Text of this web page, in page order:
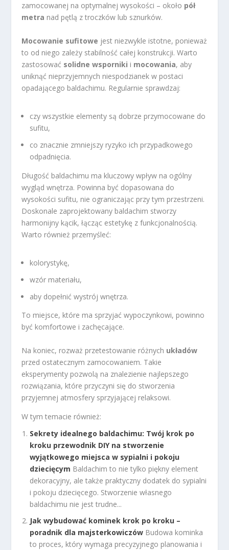
zamocowanej na optymalnej wysokości – około pół
metra nad pętlą z troczków lub sznurków.
Mocowanie sufitowe jest niezwykle istotne, ponieważ
to od niego zależy stabilność całej konstrukcji. Warto
zastosować solidne wsporniki i mocowania, aby
uniknąć nieprzyjemnych niespodzianek w postaci
opadającego baldachimu. Regularnie sprawdzaj:
czy wszystkie elementy są dobrze przymocowane do
sufitu,
co znacznie zmniejszy ryzyko ich przypadkowego
odpadnięcia.
Długość baldachimu ma kluczowy wpływ na ogólny
wygląd wnętrza. Powinna być dopasowana do
wysokości sufitu, nie ograniczając przy tym przestrzeni.
Doskonale zaprojektowany baldachim stworzy
harmonijny kącik, łącząc estetykę z funkcjonalnością.
Warto również przemyśleć:
kolorystykę,
wzór materiału,
aby dopełnić wystrój wnętrza.
To miejsce, które ma sprzyjać wypoczynkowi, powinno
być komfortowe i zachęcające.
Na koniec, rozważ przetestowanie różnych układów
przed ostatecznym zamocowaniem. Takie
eksperymenty pozwolą na znalezienie najlepszego
rozwiązania, które przyczyni się do stworzenia
przyjemnej atmosfery sprzyjającej relaksowi.
W tym temacie również:
Sekrety idealnego baldachimu: Twój krok po
kroku przewodnik DIY na stworzenie
wyjątkowego miejsca w sypialni i pokoju
dziecięcym Baldachim to nie tylko piękny element
dekoracyjny, ale także praktyczny dodatek do sypialni
i pokoju dziecięcego. Stworzenie własnego
baldachimu nie jest trudne...
Jak wybudować kominek krok po kroku –
poradnik dla majsterkowiczów Budowa kominka
to proces, który wymaga precyzyjnego planowania i